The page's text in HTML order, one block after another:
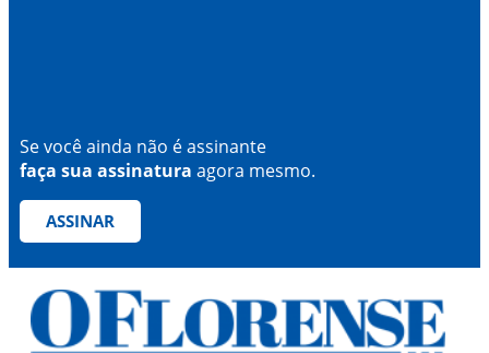
Se você ainda não é assinante
faça sua assinatura agora mesmo.
ASSINAR